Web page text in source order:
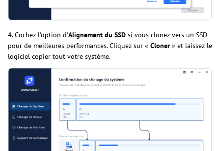
4. Cochez l'option d'Alignement du SSD si vous clonez vers un SSD
pour de meilleures performances. Cliquez sur « Cloner » et laissez le
logiciel copier tout votre système.